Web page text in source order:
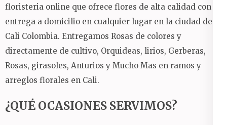
floristeria online que ofrece flores de alta calidad con
entrega a domicilio en cualquier lugar en la ciudad de
Cali Colombia. Entregamos Rosas de colores y
directamente de cultivo, Orquideas, lirios, Gerberas,
Rosas, girasoles, Anturios y Mucho Mas en ramos y
arreglos florales en Cali.
¿QUÉ OCASIONES SERVIMOS?